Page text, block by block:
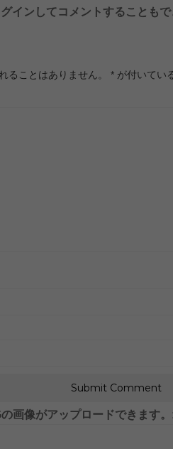
インしてコメントすることもで
ることはありません。 * が付いてい
画像がアップロードできます